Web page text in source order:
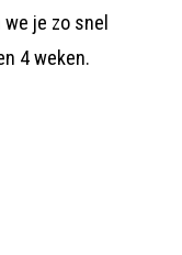
je zo snel
4 weken.